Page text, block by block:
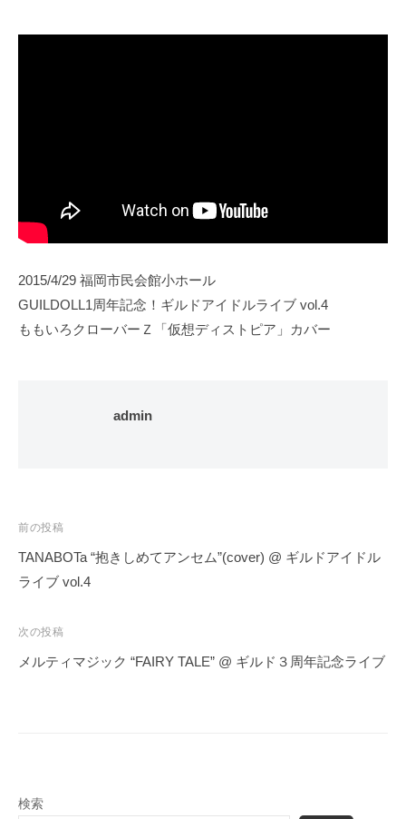
2015/4/29 福岡市民会館小ホール
GUILDOLL1周年記念！ギルドアイドルライブ vol.4
ももいろクローバーＺ「仮想ディストピア」カバー
admin
投
稿
ナ
ゲ
ー
前の投稿
TANABOTa “抱きしめてアンセム”(cover) @ ギルドアイドル
ライブ vol.4
次の投稿
メルティマジック “FAIRY TALE” @ ギルド３周年記念ライブ
検索